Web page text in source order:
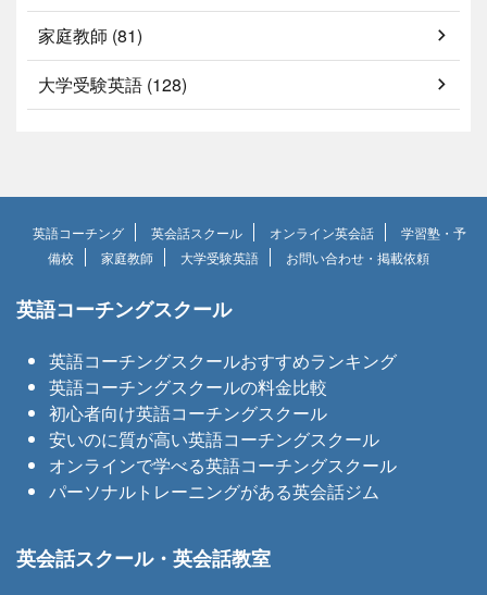
家庭教師 (81)
大学受験英語 (128)
英語コーチング 英会話スクール オンライン英会話
学習塾・予
備校
家庭教師 大学受験英語 お問い合わせ・掲載依頼
英語コーチングスクール
英語コーチングスクールおすすめランキング
英語コーチングスクールの料金比較
初心者向け英語コーチングスクール
安いのに質が高い英語コーチングスクール
オンラインで学べる英語コーチングスクール
パーソナルトレーニングがある英会話ジム
英会話スクール・英会話教室